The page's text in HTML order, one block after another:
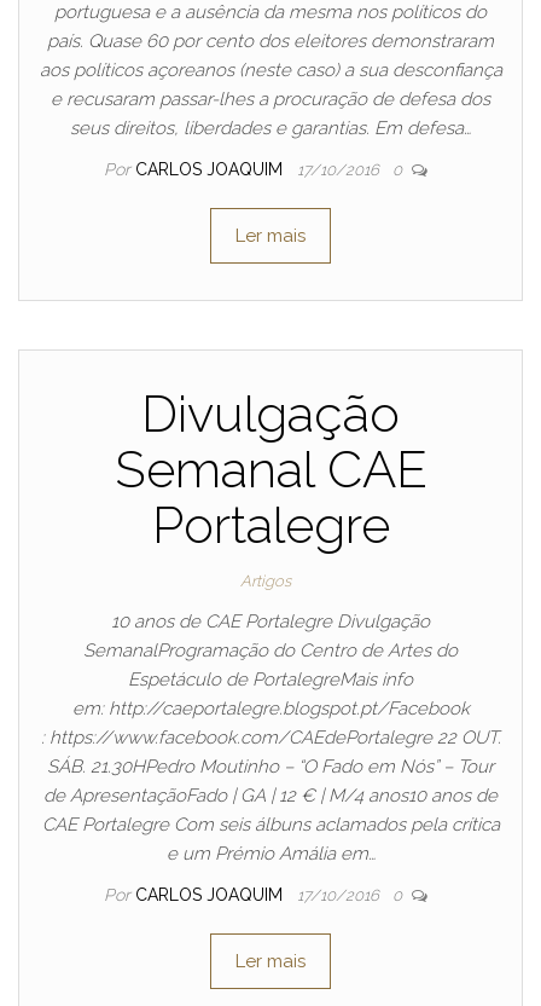
portuguesa e a ausência da mesma nos políticos do
país. Quase 60 por cento dos eleitores demonstraram
aos políticos açoreanos (neste caso) a sua desconfiança
e recusaram passar-lhes a procuração de defesa dos
seus direitos, liberdades e garantias. Em defesa…
Por CARLOS JOAQUIM 17/10/2016 0
Ler mais
Divulgação
Semanal CAE
Portalegre
Artigos
10 anos de CAE Portalegre Divulgação
SemanalProgramação do Centro de Artes do
Espetáculo de PortalegreMais info
em: http://caeportalegre.blogspot.pt/Facebook
: https://www.facebook.com/CAEdePortalegre 22 OUT.
SÁB. 21.30HPedro Moutinho – “O Fado em Nós” – Tour
de ApresentaçãoFado | GA | 12 € | M/4 anos10 anos de
CAE Portalegre Com seis álbuns aclamados pela crítica
e um Prémio Amália em…
Por CARLOS JOAQUIM 17/10/2016 0
Ler mais